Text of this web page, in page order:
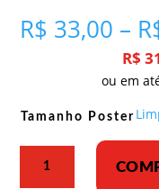
R$ 33,00 –
R$
ou em
Tamanho Poster